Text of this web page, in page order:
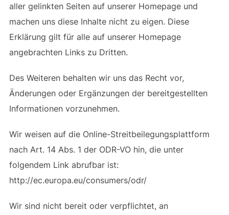
aller gelinkten Seiten auf unserer Homepage und
machen uns diese Inhalte nicht zu eigen. Diese
Erklärung gilt für alle auf unserer Homepage
angebrachten Links zu Dritten.
Des Weiteren behalten wir uns das Recht vor,
Änderungen oder Ergänzungen der bereitgestellten
Informationen vorzunehmen.
Wir weisen auf die Online-Streitbeilegungsplattform
nach Art. 14 Abs. 1 der ODR-VO hin, die unter
folgendem Link abrufbar ist:
http://ec.europa.eu/consumers/odr/
Wir sind nicht bereit oder verpflichtet, an